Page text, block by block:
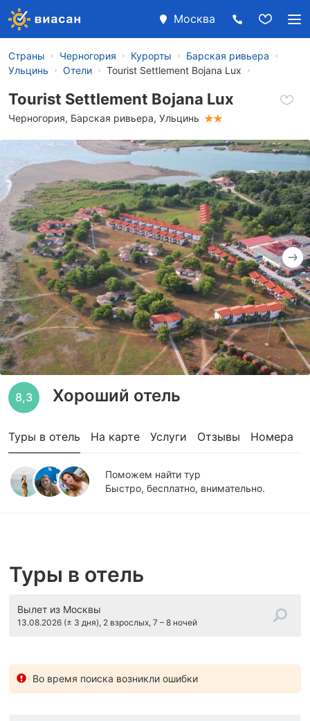
Москва
Страны Черногория Курорты
Барская ривьера
Ульцинь
Отели Tourist Settlement Bojana Lux
Tourist Settlement Bojana Lux
Черногория, Барская ривьера, Ульцинь
8,3 Хороший отель
Туры в отель На карте Услуги Отзывы Номера
Поможем найти тур
Быстро, бесплатно, внимательно.
Туры в отель
Вылет из Москвы
13.08.2026 (± 3 дня), 2 взрослых, 7 – 8 ночей
Во время поиска возникли ошибки